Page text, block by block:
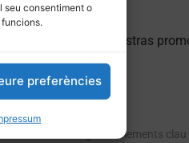
seu consentiment o
preferències
) – [Nuestras
d’estil vintage: els elements clau